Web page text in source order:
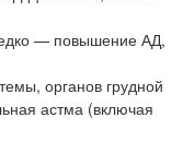
— повышение АД,
органов грудной
астма (включая